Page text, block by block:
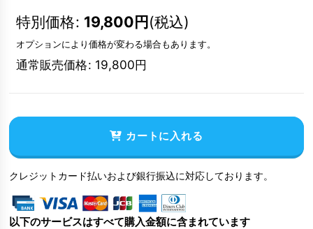
特別価格: 19,800円(税込)
オプションにより価格が変わる場合もあります。
通常販売価格: 19,800円
カートに入れる
クレジットカード払いおよび銀行振込に対応しております。
以下のサービスはすべて購入金額に含まれています